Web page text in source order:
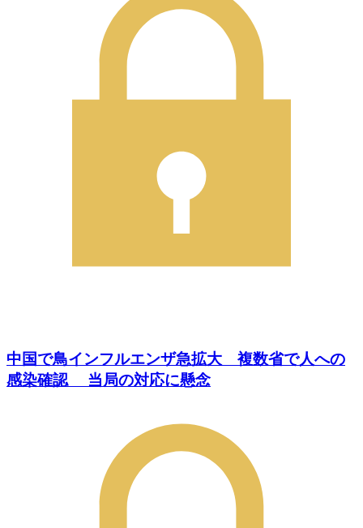
中国で鳥インフルエンザ急拡大 複数省で人への
感染確認 当局の対応に懸念